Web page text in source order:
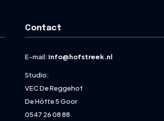
Contact
E-mail: info@hofstreek.nl
Studio:
VEC De Reggehof
De Höfte 5 Goor
0547 26 08 88